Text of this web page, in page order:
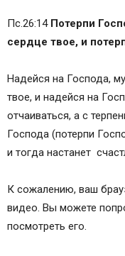
Пс.26:14 Потерпи
сердце твое, и
Надейся на Господа,
твое, и надейся на
отчаиваться, а с
Господа (потерпи
и тогда настанет
К сожалению, ваш
видео. Вы можете
посмотреть его.